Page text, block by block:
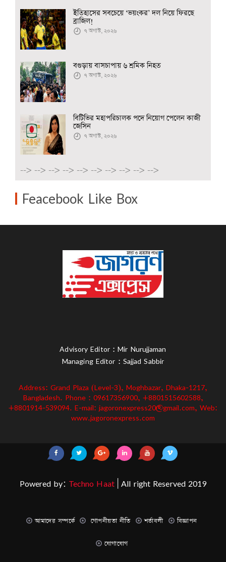
ইতিহাসের সবচেয়ে ‘ভয়ংকর’ দল নিয়ে ফিরছে
ব্রাজিল!
৭ অগাস্ট, ২০২৬
বগুড়ায় বাসচাপায় ৬ শ্রমিক নিহত
৭ অগাস্ট, ২০২৬
বিটিভির মহাপরিচালক পদে নিয়োগ পেলেন কাজী
জেসিন
৭ অগাস্ট, ২০২৬
--> --> --> --> --> --> --> --> --> -->
Feacebook Like Box
Advisory Editor : Mir Nurujjaman
Managing Editor : Sajjad Sabbir
Address: Grand Plaza (Level-3), Moghbazar, Dhaka-1217,
Bangladesh. Phone : 09617356900, +8801515602588,
+8801914-539094. E-mail: jagoronexpress20@gmail.com, Web:
www.jagoronexpress.com
Powered by: Techno Haat| All right Reserved 2019
আমাদের সম্পর্কে গোপনীয়তা নীতি শর্তাবলী বিজ্ঞাপন
যোগাযোগ